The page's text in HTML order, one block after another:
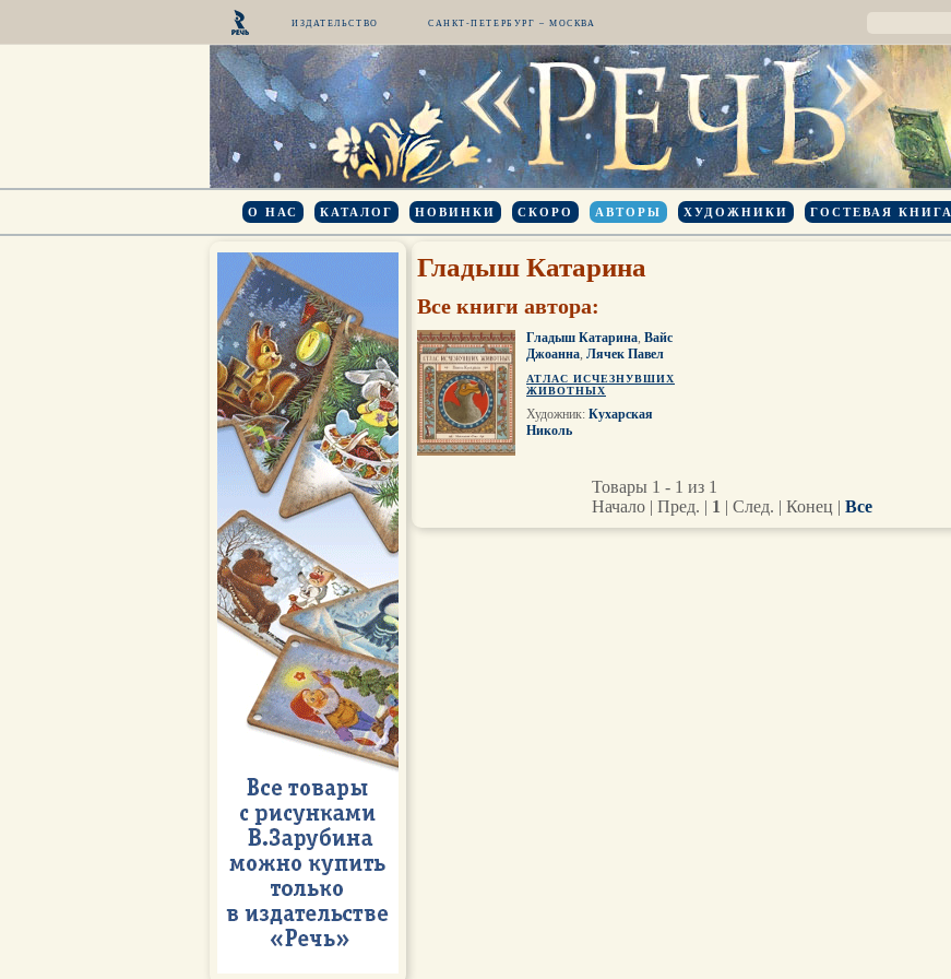
ИЗДАТЕЛЬСТВО САНКТ-ПЕТЕРБУРГ – МОСКВА
О НАС КАТАЛОГ НОВИНКИ СКОРО АВТОРЫ ХУДОЖНИКИ ГОСТЕВАЯ КНИГА
Гладыш Катарина
Все книги автора:
Гладыш Катарина, Вайс
Джоанна, Лячек Павел
АТЛАС ИСЧЕЗНУВШИХ
ЖИВОТНЫХ
Художник: Кухарская
Николь
Товары 1 - 1 из 1
Начало | Пред. | 1 | След. | Конец | Все